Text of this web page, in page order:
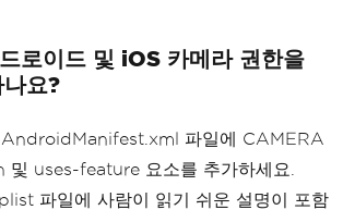
로이드 및 iOS 카메라 권한을
요?
파일에 CAMERA
uses-feature 요소를 추가하세요.
파일에 사람이 읽기 쉬운 설명이 포함